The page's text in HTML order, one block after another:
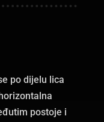
po dijelu lica
postoje i